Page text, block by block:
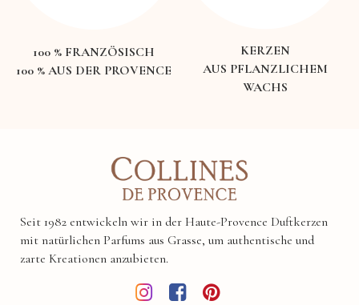
100 % FRANZÖSISCH
100 % AUS DER PROVENCE
KERZEN
AUS PFLANZLICHEM
WACHS
Seit 1982 entwickeln wir in der Haute-Provence Duftkerzen
mit natürlichen Parfums aus Grasse, um authentische und
zarte Kreationen anzubieten.